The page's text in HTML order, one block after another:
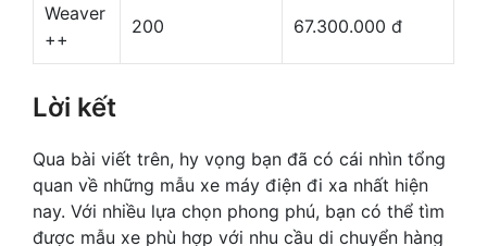
Weaver
++
200 67.300.000 đ
Lời kết
Qua bài viết trên, hy vọng bạn đã có cái nhìn tổng
quan về những mẫu xe máy điện đi xa nhất hiện
nay. Với nhiều lựa chọn phong phú, bạn có thể tìm
được mẫu xe phù hợp với nhu cầu di chuyển hàng